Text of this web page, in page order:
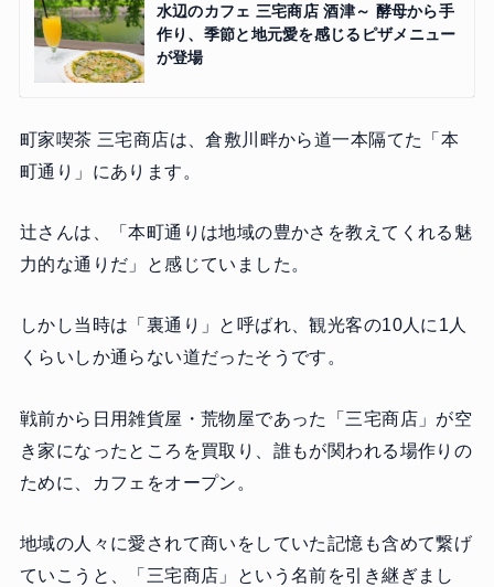
水辺のカフェ 三宅商店 酒津～ 酵母から手
作り、季節と地元愛を感じるピザメニュー
が登場
町家喫茶 三宅商店は、倉敷川畔から道一本隔てた「本
町通り」にあります。
辻さんは、「本町通りは地域の豊かさを教えてくれる魅
力的な通りだ」と感じていました。
しかし当時は「裏通り」と呼ばれ、観光客の10人に1人
くらいしか通らない道だったそうです。
戦前から日用雑貨屋・荒物屋であった「三宅商店」が空
き家になったところを買取り、誰もが関われる場作りの
ために、カフェをオープン。
地域の人々に愛されて商いをしていた記憶も含めて繋げ
ていこうと、「三宅商店」という名前を引き継ぎまし